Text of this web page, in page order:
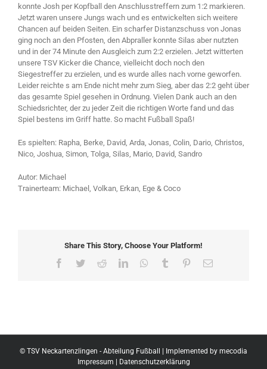
konnte Josh per Kopfball den Anschlusstreffern zum 1:2 markieren.
Jetzt waren unsere Jungs wach und es entwickelten sich weitere
Chancen auf beiden Seiten. Ein scharfer Distanzschuss von Jonas
ging noch an den Pfosten, den Abpraller konnte Silas aber nutzten
und in der 74 Minute den Ausgleich zum 2:2 erzielen. Jetzt witterten
unsere TSV Kicker die Chance, vielleicht doch noch den
Siegestreffer zu erzielen, und es wurde alles nach vorne geworfen.
Leider reichte s am Ende nicht mehr zum Sieg, aber das 2:2 geht über
das gesamte Spiel gesehen in Ordnung. Vielen Dank auch an den
Schiedsrichter, der zu jeder Zeit die richtigen Worte fand und das
Spiel bestens im Griff hatte. So macht Fußball Spaß!
Es spielten: Rapha, Berke, David, Arda, Jonas, Colin, Dario, Christos,
Nico, Joshua, Simon, Tolga, Silas, Mario, David, Sandro
Autor: Michael
Trainerteam: Michael, Volkan, Erkan, Ege & Coco
Share This Story, Choose Your Platform!
Facebook
TwitterRedditLinkedInWhatsApp
Tumblr PinterestEmail
© TSV Neckartenzlingen - Abteilung Fußball | Implemented by mecodia
Impressum
Datenschutzerklärung